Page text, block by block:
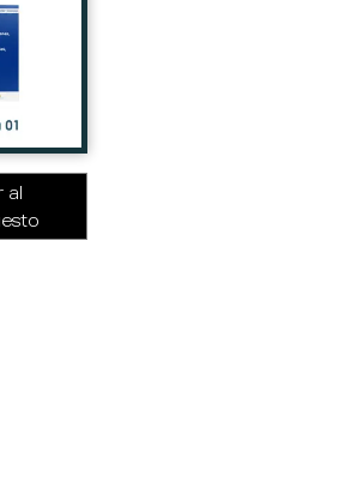
al